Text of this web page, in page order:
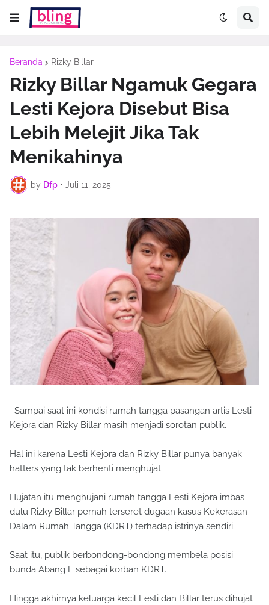
Beranda Rizky Billar
Rizky Billar Ngamuk Gegara
Lesti Kejora Disebut Bisa
Lebih Melejit Jika Tak
Menikahinya
by Dfp • Juli 11, 2025
Sampai saat ini kondisi rumah tangga pasangan artis Lesti
Kejora dan Rizky Billar masih menjadi sorotan publik.
Hal ini karena Lesti Kejora dan Rizky Billar punya banyak
hatters yang tak berhenti menghujat.
Hujatan itu menghujani rumah tangga Lesti Kejora imbas
dulu Rizky Billar pernah terseret dugaan kasus Kekerasan
Dalam Rumah Tangga (KDRT) terhadap istrinya sendiri.
Saat itu, publik berbondong-bondong membela posisi
bunda Abang L sebagai korban KDRT.
Hingga akhirnya keluarga kecil Lesti dan Billar terus dihujat